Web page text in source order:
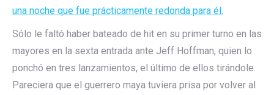
una noche que fue prácticamente redonda para él.
Sólo le faltó haber bateado de hit en su primer turno en las
mayores en la sexta entrada ante Jeff Hoffman, quien lo
ponchó en tres lanzamientos, el último de ellos tirándole.
Pareciera que el guerrero maya tuviera prisa por volver al